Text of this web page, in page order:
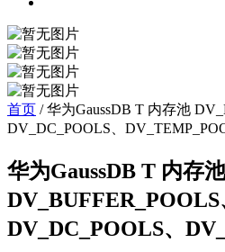
首页 /华为GaussDB T 内存池
DV_DC_POOLS、
华为GaussDB T 内存池
DV_BUFFER_POOLS
DV_DC_POOLS、